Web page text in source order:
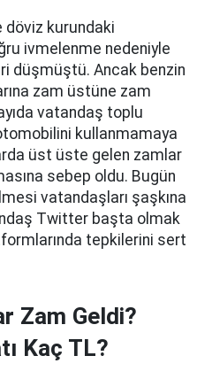
döviz kurundaki
ivmelenme nedeniyle
düşmüştü. Ancak benzin
zam üstüne zam
vatandaş toplu
kullanmamaya
üst üste gelen zamlar
sebep oldu. Bugün
vatandaşları şaşkına
Twitter başta olmak
tepkilerini sert
Zam Geldi?
Kaç TL?